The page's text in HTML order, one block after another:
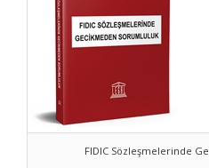
FIDIC Sözleşmelerinde